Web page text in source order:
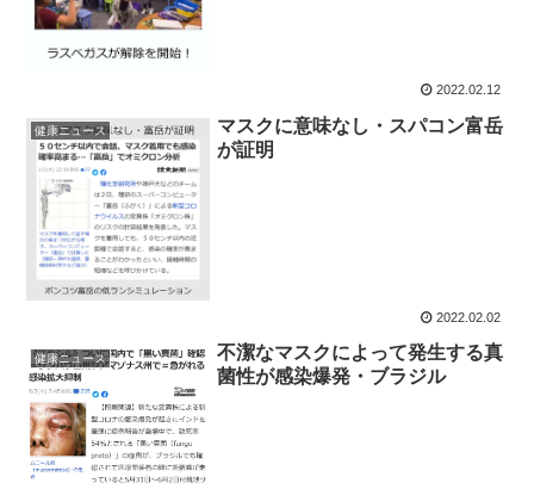
2022.02.12
健康ニュース
マスクに意味なし・スパコン富岳
が証明
2022.02.02
健康ニュース
不潔なマスクによって発生する真
菌性が感染爆発・ブラジル